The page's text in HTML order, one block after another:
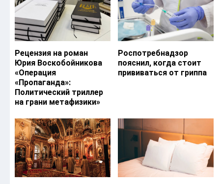
Рецензия на роман
Юрия Воскобойникова
«Операция
«Пропаганда»:
Политический триллер
на грани метафизики»
Роспотребнадзор
пояснил, когда стоит
прививаться от гриппа